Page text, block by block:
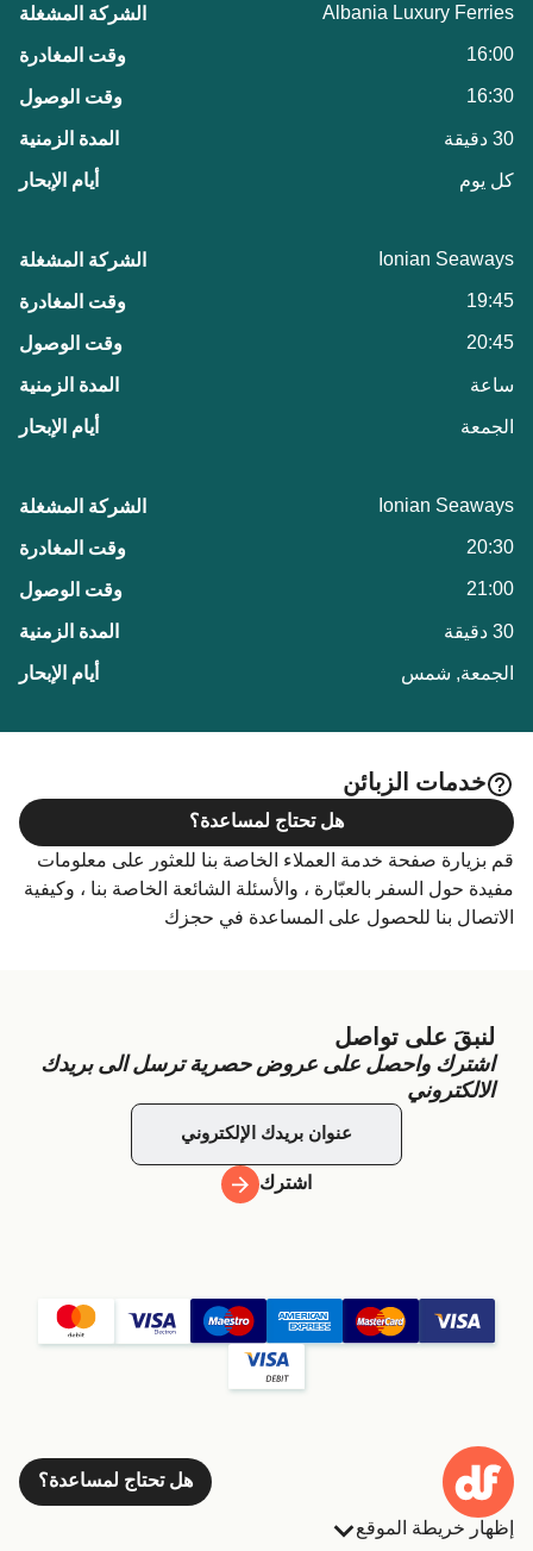
Albania Luxury Ferries
16:00
16:30
30 دقيقة
كل يوم
Ionian Seaways
19:45
20:45
ساعة
الجمعة
Ionian Seaways
20:30
21:00
30 دقيقة
الجمعة, شمس
خدمات الزبائن
قم بزيارة صفحة خدمة العملاء الخاصة بنا للعثور على معلومات
مفيدة حول السفر بالعبّارة ، والأسئلة الشائعة الخاصة بنا ، وكيفية
الاتصال بنا للحصول على المساعدة في حجزك
هل تحتاج لمساعدة؟
لنبقَ على تواصل
اشترك واحصل على عروض حصرية ترسل الى بريدك
الالكتروني
اشترك
هل تحتاج لمساعدة؟
إظهار خريطة الموقع